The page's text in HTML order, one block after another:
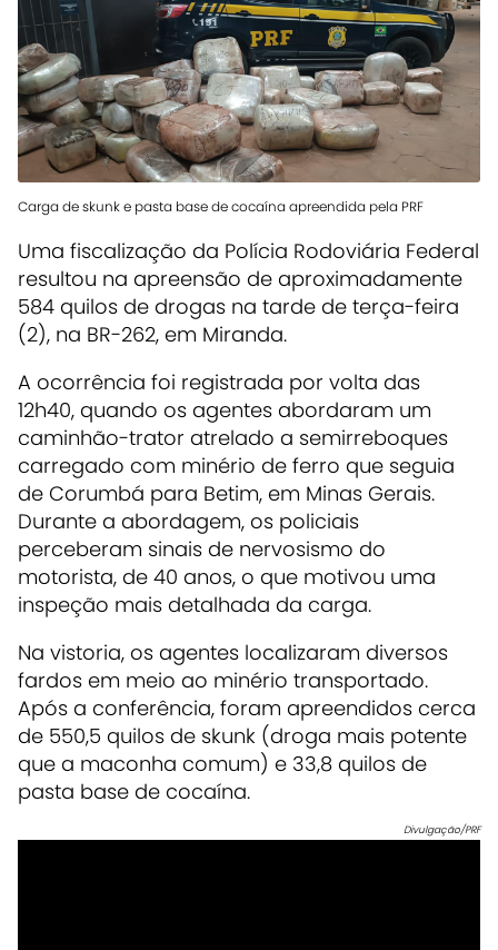
Carga de skunk e pasta base de cocaína apreendida pela PRF
Uma fiscalização da Polícia Rodoviária Federal
resultou na apreensão de aproximadamente
584 quilos de drogas na tarde de terça-feira
(2), na BR-262, em Miranda.
A ocorrência foi registrada por volta das
12h40, quando os agentes abordaram um
caminhão-trator atrelado a semirreboques
carregado com minério de ferro que seguia
de Corumbá para Betim, em Minas Gerais.
Durante a abordagem, os policiais
perceberam sinais de nervosismo do
motorista, de 40 anos, o que motivou uma
inspeção mais detalhada da carga.
Na vistoria, os agentes localizaram diversos
fardos em meio ao minério transportado.
Após a conferência, foram apreendidos cerca
de 550,5 quilos de skunk (droga mais potente
que a maconha comum) e 33,8 quilos de
pasta base de cocaína.
Divulgação/PRF